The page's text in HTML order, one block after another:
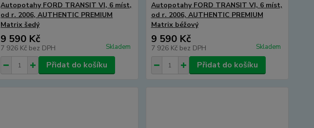
Autopotahy FORD TRANSIT VI, 6 míst,
od r. 2006, AUTHENTIC PREMIUM
Matrix šedý
9 590 Kč
7 926 Kč bez DPH Skladem
Přidat do košíku
Autopotahy FORD TRANSIT VI, 6 míst,
od r. 2006, AUTHENTIC PREMIUM
Matrix béžový
9 590 Kč
7 926 Kč bez DPH Skladem
Přidat do košíku